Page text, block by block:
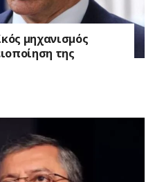
μηχανισμός
της